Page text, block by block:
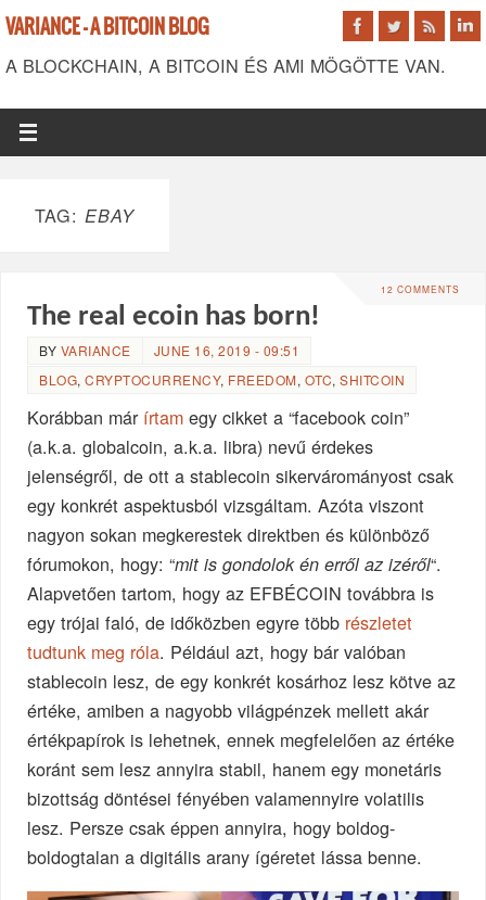
VARIANCE - A BITCOIN BLOG
A BLOCKCHAIN, A BITCOIN ÉS AMI MÖGÖTTE VAN.
TAG: EBAY
12 COMMENTS
The real ecoin has born!
BY VARIANCE
JUNE 16, 2019 - 09:51
BLOG,CRYPTOCURRENCY, FREEDOM, OTC,SHITCOIN
Korábban már írtam egy cikket a “facebook coin”
(a.k.a. globalcoin, a.k.a. libra) nevű érdekes
jelenségről, de ott a stablecoin sikervárományost csak
egy konkrét aspektusból vizsgáltam. Azóta viszont
nagyon sokan megkerestek direktben és különböző
fórumokon, hogy: “mit is gondolok én erről az izéről“.
Alapvetően tartom, hogy az EFBÉCOIN továbbra is
egy trójai faló, de időközben egyre több részletet
tudtunk meg róla. Például azt, hogy bár valóban
stablecoin lesz, de egy konkrét kosárhoz lesz kötve az
értéke, amiben a nagyobb világpénzek mellett akár
értékpapírok is lehetnek, ennek megfelelően az értéke
koránt sem lesz annyira stabil, hanem egy monetáris
bizottság döntései fényében valamennyire volatilis
lesz. Persze csak éppen annyira, hogy boldog-
boldogtalan a digitális arany ígéretet lássa benne.